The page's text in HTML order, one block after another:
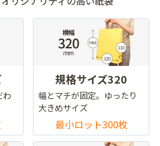
わ
規格サイズ320
幅とマチが固定。ゆったり
大きめサイズ
最小ロット300枚